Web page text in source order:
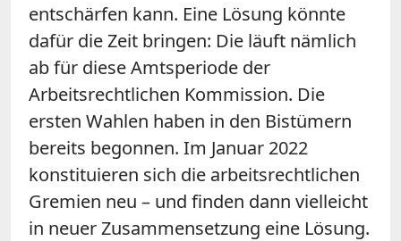
entschärfen kann. Eine Lösung könnte
dafür die Zeit bringen: Die läuft nämlich
ab für diese Amtsperiode der
Arbeitsrechtlichen Kommission. Die
ersten Wahlen haben in den Bistümern
bereits begonnen. Im Januar 2022
konstituieren sich die arbeitsrechtlichen
Gremien neu – und finden dann vielleicht
in neuer Zusammensetzung eine Lösung.